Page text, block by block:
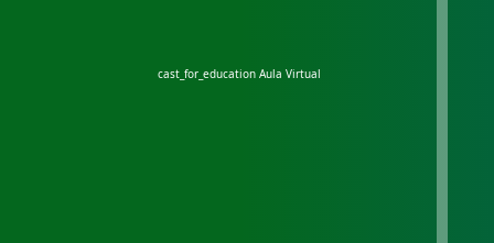
cast_for_education Aula Virtual